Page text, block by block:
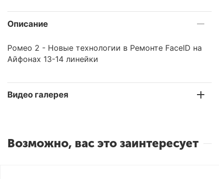
Описание
Ромео 2 - Новые технологии в Ремонте FaceID на
Айфонах 13-14 линейки
Видео галерея
Возможно, вас это заинтересует